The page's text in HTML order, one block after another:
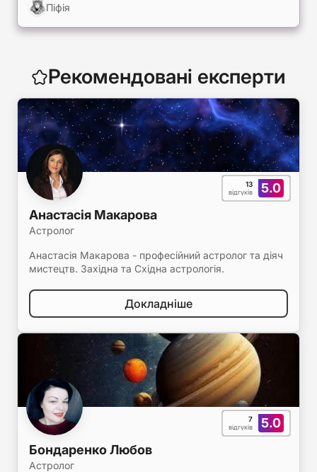
Піфія
Рекомендовані експерти
5.0
13
відгуків
Анастасія Макарова
Астролог
Анастасія Макарова - професійний астролог та діяч
мистецтв. Західна та Східна астрологія.
Докладніше
5.0
7
відгуків
Бондаренко Любов
Астролог